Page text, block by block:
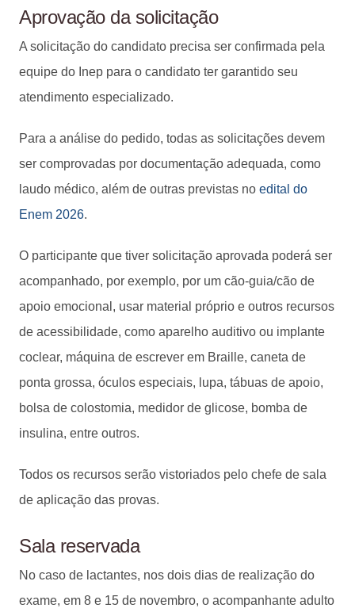
Aprovação da solicitação
A solicitação do candidato precisa ser confirmada pela
equipe do Inep para o candidato ter garantido seu
atendimento especializado.
Para a análise do pedido, todas as solicitações devem
ser comprovadas por documentação adequada, como
laudo médico, além de outras previstas no edital do
Enem 2026.
O participante que tiver solicitação aprovada poderá ser
acompanhado, por exemplo, por um cão-guia/cão de
apoio emocional, usar material próprio e outros recursos
de acessibilidade, como aparelho auditivo ou implante
coclear, máquina de escrever em Braille, caneta de
ponta grossa, óculos especiais, lupa, tábuas de apoio,
bolsa de colostomia, medidor de glicose, bomba de
insulina, entre outros.
Todos os recursos serão vistoriados pelo chefe de sala
de aplicação das provas.
Sala reservada
No caso de lactantes, nos dois dias de realização do
exame, em 8 e 15 de novembro, o acompanhante adulto